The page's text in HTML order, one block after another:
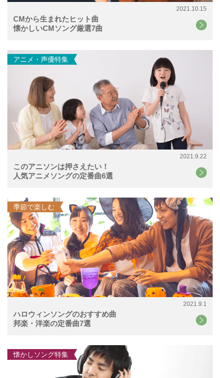
2021.10.15
CMから生まれたヒット曲
懐かしいCMソング厳選7曲
2021.9.22
このアニソンは押さえたい！
人気アニメソングの定番曲6選
アニメ・声優特集
2021.9.1
ハロウィンソングのおすすめ曲
邦楽・洋楽の定番曲7選
季節で楽しむ
懐かしソング特集